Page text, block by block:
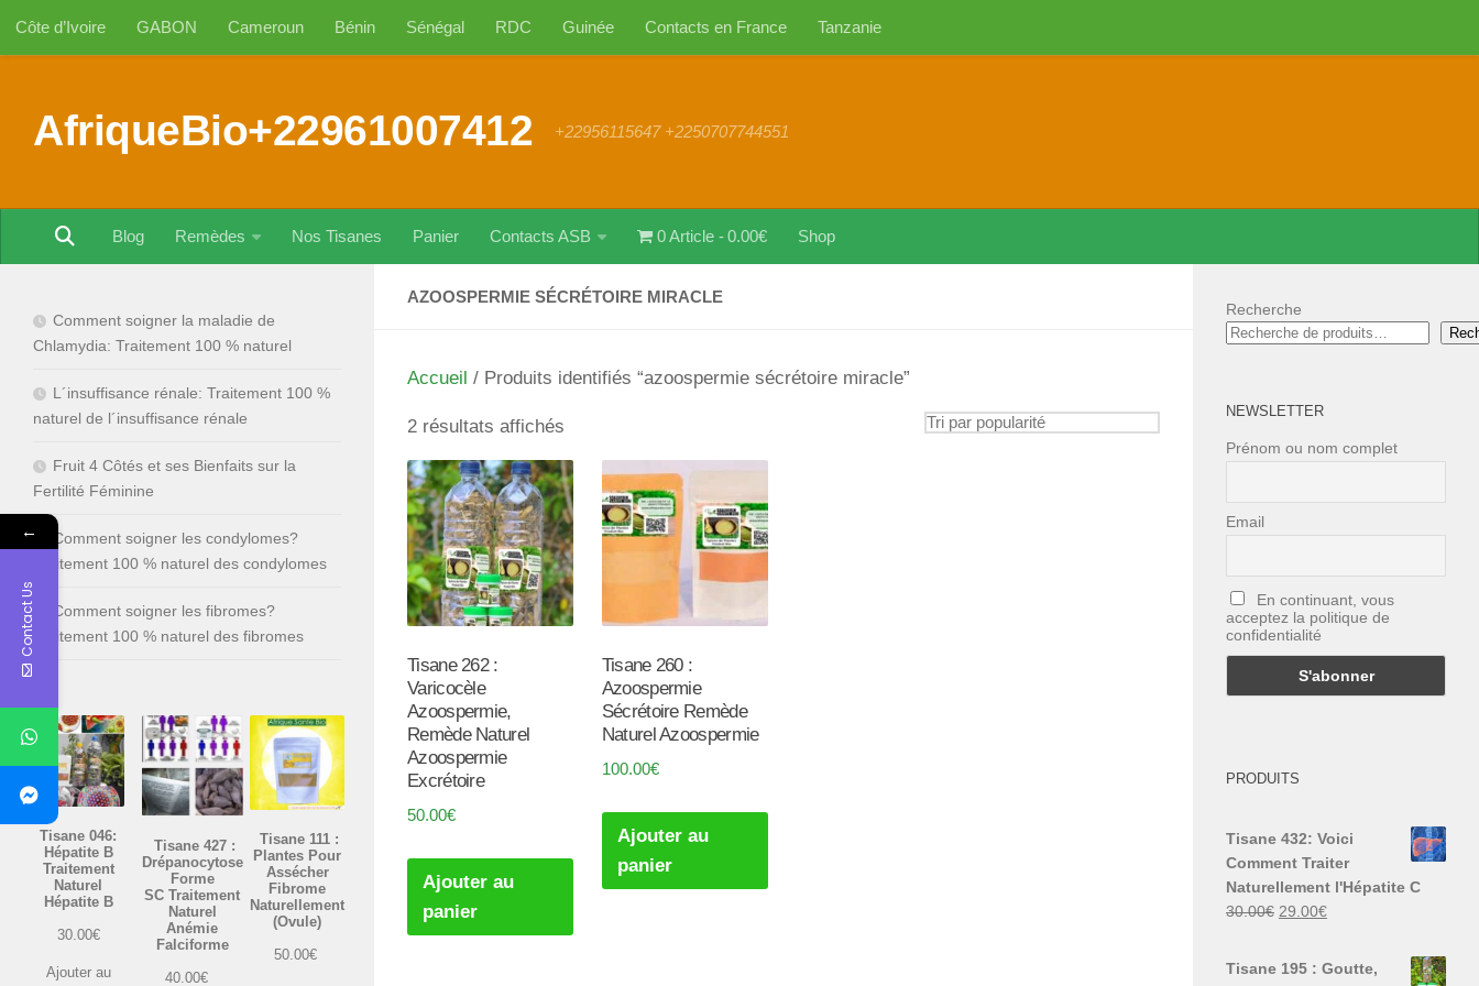
Au dessous du contenu
Côte d’Ivoire GABON Cameroun Bénin Sénégal RDC Guinée Contacts en France Tanzanie
AfriqueBio+22961007412 +22956115647 +2250707744551
Blog Remèdes Nos Tisanes Panier Contacts ASB 0 Article 0.00€ Shop
AZOOSPERMIE SÉCRÉTOIRE MIRACLE
Accueil / Produits identifiés “azoospermie sécrétoire miracle”
2 résultats affichés
par
popularité
Tisane 262 :
Varicocèle
Azoospermie,
Remède Naturel
Azoospermie
Excrétoire
50.00€
Ajouter au
panier
Tisane 260 :
Azoospermie
Sécrétoire Remède
Naturel Azoospermie
100.00€
Ajouter au
panier
Comment soigner la maladie de
Chlamydia: Traitement 100 % naturel
L´insuffisance rénale: Traitement 100 %
naturel de l´insuffisance rénale
Fruit 4 Côtés et ses Bienfaits sur la
Fertilité Féminine
Comment soigner les condylomes?
Traitement 100 % naturel des condylomes
Comment soigner les fibromes?
Traitement 100 % naturel des fibromes
Tisane 046:
Hépatite B
Traitement
Naturel
Hépatite B
30.00€
Ajouter au
Tisane 427 :
Drépanocytose
Forme
SC Traitement
Naturel
Anémie
Falciforme
40.00€
Tisane 111 :
Plantes Pour
Assécher
Fibrome
Naturellement
(Ovule)
50.00€
Recherche
NEWSLETTER
Prénom ou nom complet
Email
En continuant, vous
acceptez la politique de
confidentialité
PRODUITS
Tisane 432: Voici
Comment Traiter
Naturellement l'Hépatite C
30.00€ Le
29.00€Le
Tisane 195 : Goutte,
←
Contact Us